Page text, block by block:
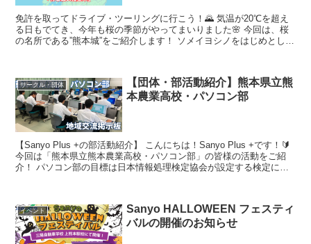
免許を取ってドライブ・ツーリングに行こう！🌄 気温が20℃を超え
る日もでてき、今年も桜の季節がやってまいりました🌸 今回は、桜
の名所である”熊本城”をご紹介します！ ソメイヨシノをはじめとした
サークル・団体
【団体・部活動紹介】熊本県立熊
本農業高校・パソコン部
【Sanyo Plus +の部活動紹介】 こんにちは！Sanyo Plus +です！🔰
今回は「熊本県立熊本農業高校・パソコン部」の皆様の活動をご紹
介！ パソコン部の目標は日本情報処理検定協会が設定する検定に
イベント
Sanyo HALLOWEEN フェスティ
バルの開催のお知らせ